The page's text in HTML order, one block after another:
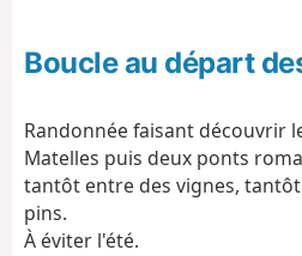
o
Boucle au départ
Randonnée faisant découvrir
Matelles puis deux ponts
tantôt entre des vignes,
pins.
À éviter l'été.